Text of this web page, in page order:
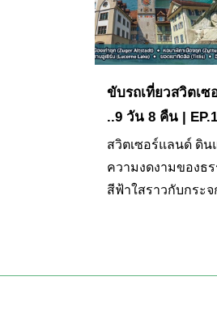
ขับรถเที่ยวสวิตเ
..9 วัน 8 คืน | EP.1
สวิตเซอร์แลนด์ ดิ
ความงดงามของธ
สีฟ้าใสราวกับกระจ
ปกคลุมด้วยหิมะสี
ได้ชื่อว่าเป็นหลังค
ความรุ่มรวยทางป
สถาปัตยกรรมเก่า